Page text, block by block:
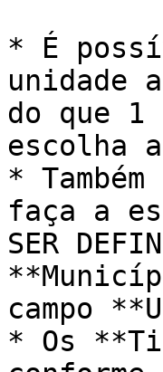
* É
unidade
do que 1
escolha a
*
faça a
SER
campo
* Os